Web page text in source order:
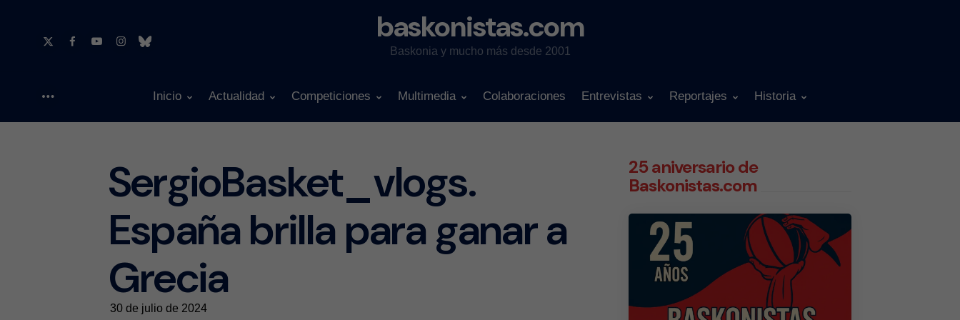
baskonistas.com
Baskonia y mucho más desde 2001
Inicio Actualidad Competiciones Multimedia Colaboraciones Entrevistas Reportajes Historia
SergioBasket_vlogs.
España brilla para ganar a
Grecia
30 de julio de 2024
25 aniversario de
Baskonistas.com